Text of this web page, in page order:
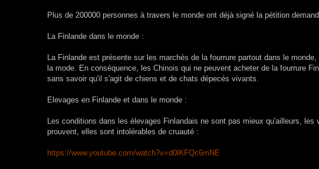
Plus de 200000 personnes à travers le monde ont déjà signé la pétition
La Finlande dans le monde :
La Finlande est présente sur les marchés de la fourrure partout dans le
la mode. En conséquence, les Chinois qui ne peuvent acheter de la fourrure
sans savoir qu'il s'agit de chiens et de chats dépecés vivants.
Elevages en Finlande et dans le monde :
Les conditions dans les élevages Finlandais ne sont pas mieux qu'ailleurs,
prouvent, elles sont intolérables de cruauté :
https://www.youtube.com/watch?v=d0lKFQc6mNE